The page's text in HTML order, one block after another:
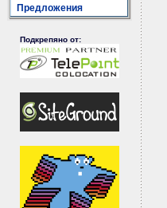
Предложения
Подкрепяно от: